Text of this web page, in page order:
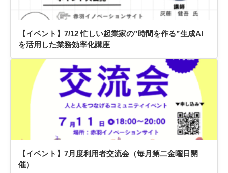
【イベント】7/12 忙しい起業家の”時間を作る”生成AI
を活用した業務効率化講座
【イベント】7月度利用者交流会（毎月第二金曜日開
催）